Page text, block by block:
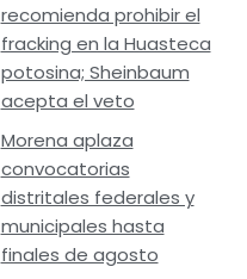
recomienda prohibir el
fracking en la Huasteca
potosina; Sheinbaum
acepta el veto
Morena aplaza
convocatorias
distritales federales y
municipales hasta
finales de agosto